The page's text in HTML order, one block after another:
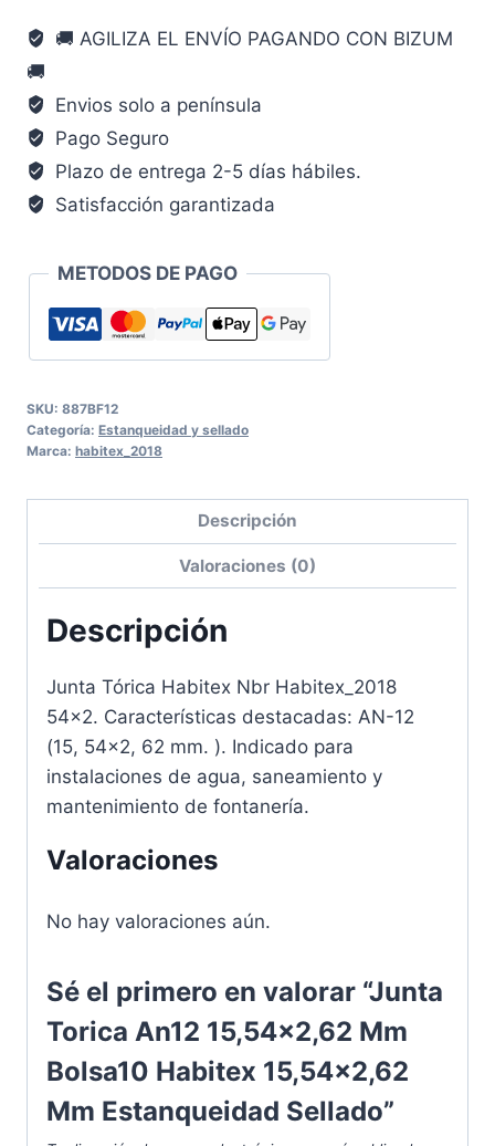
estanqueidad
sellado
cantidad
🚚 AGILIZA EL ENVÍO PAGANDO CON BIZUM
🚚
Envios solo a península
Pago Seguro
Plazo de entrega 2-5 días hábiles.
Satisfacción garantizada
METODOS DE PAGO
SKU: 887BF12
Categoría: Estanqueidad y sellado
Marca: habitex_2018
Descripción
Valoraciones (0)
Descripción
Junta Tórica Habitex Nbr Habitex_2018
54×2. Características destacadas: AN-12
(15, 54×2, 62 mm. ). Indicado para
instalaciones de agua, saneamiento y
mantenimiento de fontanería.
Valoraciones
No hay valoraciones aún.
Sé el primero en valorar “Junta
Torica An12 15,54x2,62 Mm
Bolsa10 Habitex 15,54x2,62
Mm Estanqueidad Sellado”